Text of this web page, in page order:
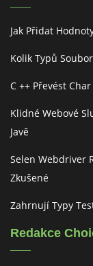
Jak Přidat
Kolik Typů
C ++ Převést
Klidné Webové
Javě
Selen Webdriver
Zkušené
Zahrnují Typy
Redakce